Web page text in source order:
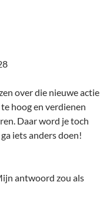
over die nieuwe actie
hoog en verdienen
Daar word je toch
iets anders doen!
antwoord zou als